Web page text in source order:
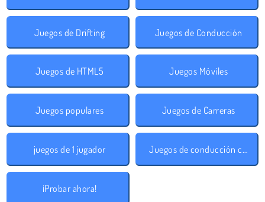
Juegos de Drifting Juegos de Conducción
Juegos de HTML5 Juegos Móviles
Juegos populares Juegos de Carreras
juegos de 1 jugador Juegos de conducción con obstáculos
¡Probar ahora!